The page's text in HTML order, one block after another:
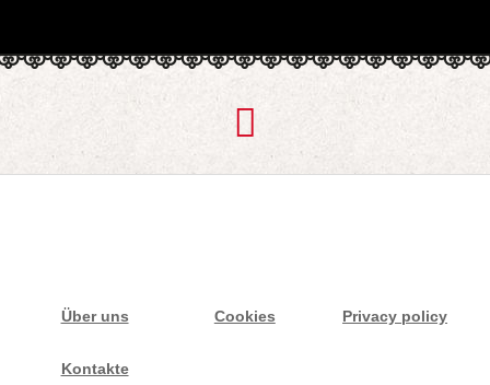
Über uns Cookies Privacy policy
Kontakte